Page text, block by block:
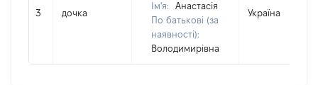
3 дочка
Ім'я:
Анастасія
По батькові (за
наявності):
Володимирівна
Україна